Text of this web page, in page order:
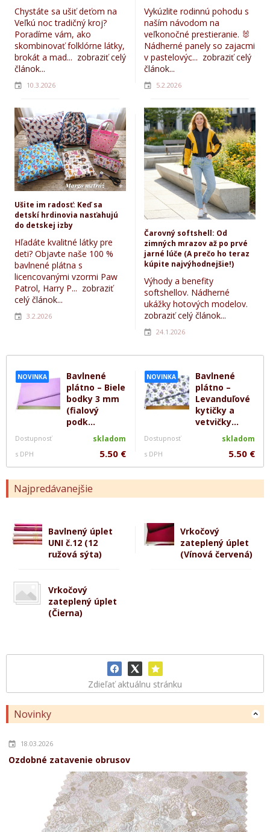
NOVINKA
Bavlnené
plátno – Biele
bodky 3 mm
(fialový
podk...
Dostupnosť skladom
s DPH 5.50 €
NOVINKA
Bavlnené
plátno –
Levanduľové
kytičky a
vetvičky...
Dostupnosť skladom
s DPH 5.50 €
Najpredávanejšie
Bavlnený úplet
UNI č.12 (12
ružová sýta)
Vrkočový
zateplený úplet
(Vínová červená)
Vrkočový
zateplený úplet
(Čierna)
Zdieľať aktuálnu stránku
Novinky
18.03.2026
Ozdobné zatavenie obrusov
Chystáte sa ušiť deťom na
Veľkú noc tradičný kroj?
Poradíme vám, ako
skombinovať folklórne látky,
brokát a mad... zobraziť celý
článok...
10.3.2026
Vykúzlite rodinnú pohodu s
naším návodom na
veľkonočné prestieranie. 🐰
Nádherné panely so zajacmi
v pastelovýc... zobraziť celý
článok...
5.2.2026
Ušite im radosť: Keď sa
detskí hrdinovia nasťahujú
do detskej izby
Hľadáte kvalitné látky pre
deti? Objavte naše 100 %
bavlnené plátna s
licencovanými vzormi Paw
Patrol, Harry P... zobraziť
celý článok...
3.2.2026
Čarovný softshell: Od
zimných mrazov až po prvé
jarné lúče (A prečo ho teraz
kúpite najvýhodnejšie!)
Výhody a benefity
softshellov. Nádherné
ukážky hotových modelov.
zobraziť celý článok...
24.1.2026